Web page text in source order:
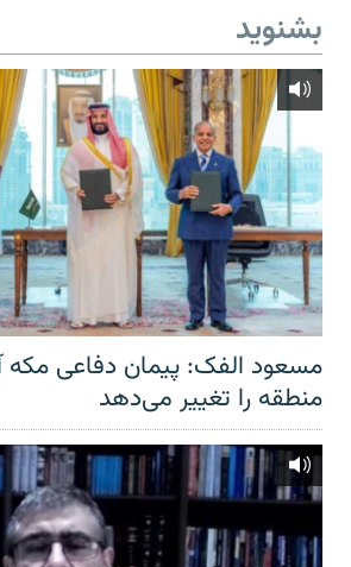
بشنوید
مسعود الفک: پیمان دفاعی مکه
منطقه را تغییر می‌دهد